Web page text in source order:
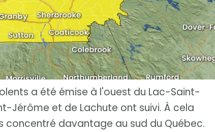
a été émise à l'ouest du Lac-Saint-
Jérôme et de Lachute ont suivi. À cela
davantage au sud du Québec.